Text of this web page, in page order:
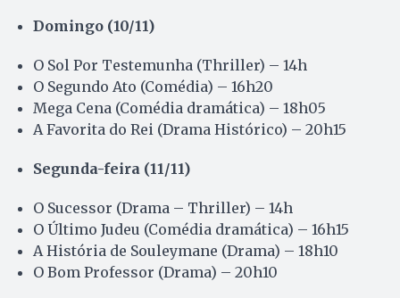
Domingo (10/11)
O Sol Por Testemunha (Thriller) – 14h
O Segundo Ato (Comédia) – 16h20
Mega Cena (Comédia dramática) – 18h05
A Favorita do Rei (Drama Histórico) – 20h15
Segunda-feira (11/11)
O Sucessor (Drama – Thriller) – 14h
O Último Judeu (Comédia dramática) – 16h15
A História de Souleymane (Drama) – 18h10
O Bom Professor (Drama) – 20h10